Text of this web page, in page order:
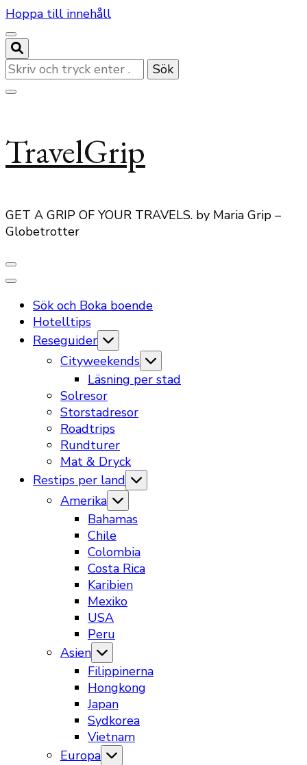
Hoppa till innehåll
Letar
du
efter
TravelGrip
GET A GRIP OF YOUR TRAVELS. by Maria Grip –
Globetrotter
Sök och Boka boende
Hotelltips
Reseguider
Cityweekends
Läsning per stad
Solresor
Storstadresor
Roadtrips
Rundturer
Mat & Dryck
Restips per land
Amerika
Bahamas
Chile
Colombia
Costa Rica
Karibien
Mexiko
USA
Peru
Asien
Filippinerna
Hongkong
Japan
Sydkorea
Vietnam
Europa